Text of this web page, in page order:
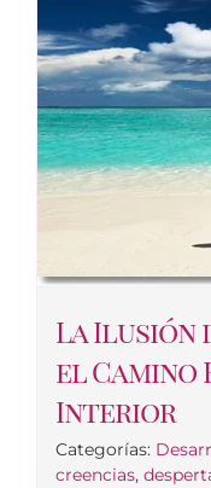
La Ilusión
el
Interior
Categorías:
creencias,